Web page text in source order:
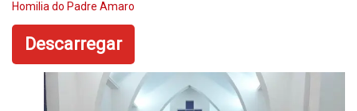
Homilia do Padre Amaro
Descarregar